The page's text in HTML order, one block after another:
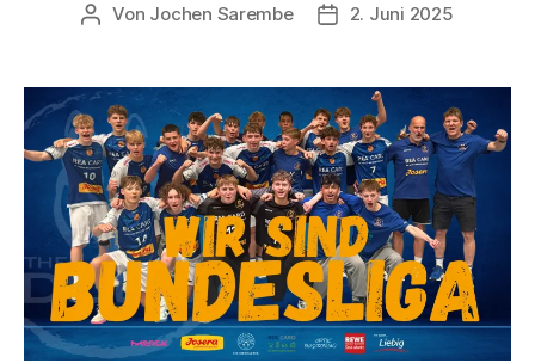
Beitragsautor
Von Jochen Sarembe Veröffentlichungsdatum
2. Juni 2025